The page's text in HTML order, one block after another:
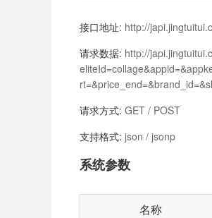
接口地址: http://
请求数据: http://
请求方式: GET / POST
支持格式: json / jsonp
系统参数
名称